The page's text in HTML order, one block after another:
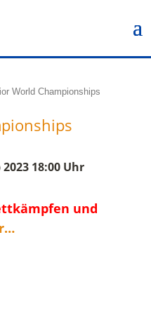
World Championships
2023 18:00 Uhr
und